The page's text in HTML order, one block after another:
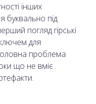
інших
буквально під
погляд гірські
для
проблема
що не вміє